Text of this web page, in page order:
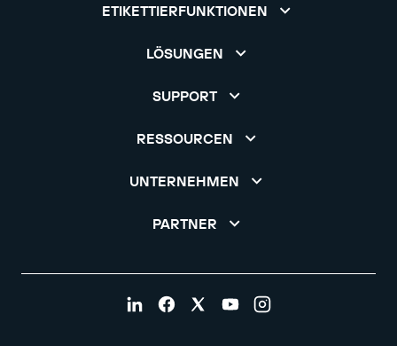
ETIKETTIERFUNKTIONEN
LÖSUNGEN
SUPPORT
RESSOURCEN
UNTERNEHMEN
PARTNER